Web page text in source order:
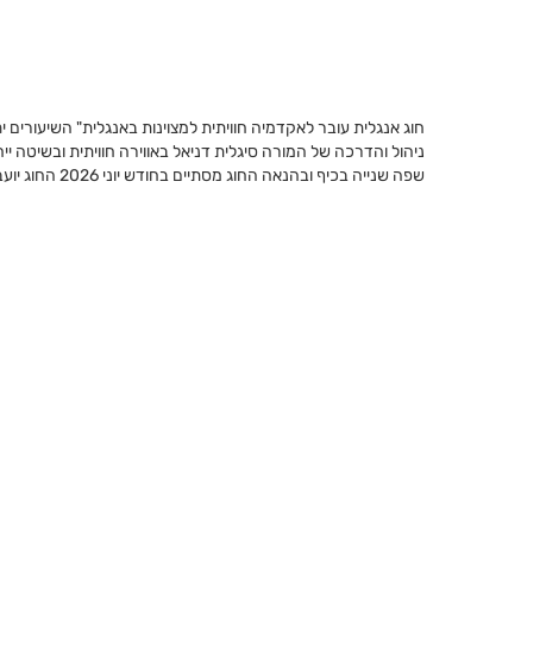
חוג אנגלית עובר לאקדמיה חוויתית למצוינות באנגלית" השיעורים
ניהול והדרכה של המורה סיגלית דניאל באווירה חוויתית
שפה שנייה בכיף ובהנאה החוג מסתיים בחודש יוני 2026 החוג יועבר ע"י סיגלית דניאלי